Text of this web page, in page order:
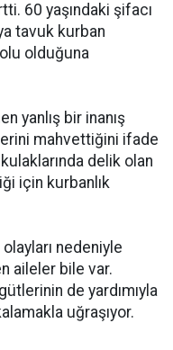
60 yaşındaki şifacı
tavuk kurban
olduğuna
yanlış bir inanış
mahvettiğini ifade
delik olan
için kurbanlık
nedeniyle
aileler bile var.
de yardımıyla
uğraşıyor.